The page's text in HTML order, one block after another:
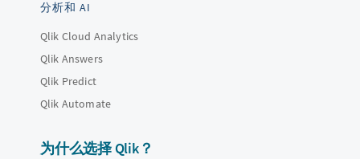
分析和 AI
Qlik Cloud Analytics
Qlik Answers
Qlik Predict
Qlik Automate
为什么选择 Qlik？